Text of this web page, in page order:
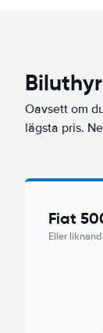
Oavsett om
lägsta pris.
Fiat
Eller